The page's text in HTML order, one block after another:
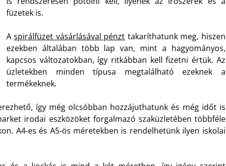
füzetek is.
Aspirálfüzet vásárlásával pénzt takaríthatunk meg, hiszen
ezekben általában több lap van, mint a hagyományos,
kapcsos változatokban, így ritkábban kell fizetni értük. Az
üzletekben minden típusa megtalálható ezeknek a
termékeknek.
így még olcsóbban hozzájuthatunk és még időt is
irodai eszközöket forgalmazó szaküzletében többféle
A4-es és A5-ös méretekben is rendelhetünk ilyen iskolai